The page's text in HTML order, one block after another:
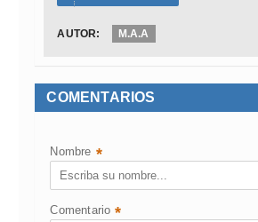
AUTOR: M.A.A
COMENTARIOS
Nombre *
Comentario *